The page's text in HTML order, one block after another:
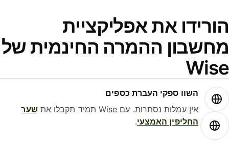
את אפליקציית
ההמרה החינמית של
השוו ספקי העברת כספים
אין עמלות נסתרות. עם Wise תמיד תקבלו את
שער
החליפין האמצעי.